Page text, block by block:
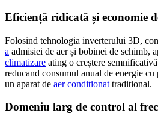
Eficiență ridicată și economie
Folosind tehnologia inverterului 3D,
a admisiei de aer și bobinei de schimb,
climatizare ating o creștere semnificativă
reducand consumul anual de energie
un aparat de aer conditionat traditional.
Domeniu larg de control al